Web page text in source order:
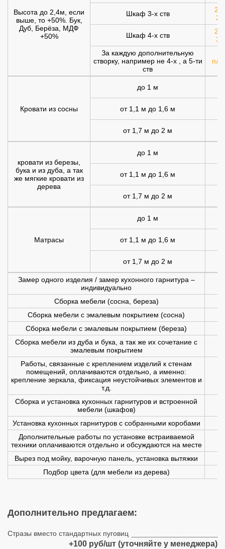
Высота до 2,4м, если
выше, то +50%. Бук,
Дуб, Берёза, МДФ
+50%
Шкаф 3-х ств
Шкаф 4-х ств
За каждую дополнительную
створку, например не 4-х , а 5-ти
ств
Кровати из сосны
до 1 м
от 1,1 м до 1,6 м
от 1,7 м до 2 м
кровати из березы,
бука и из дуба, а так
же мягкие кровати из
дерева
до 1 м
от 1,1 м до 1,6 м
от 1,7 м до 2 м
Матрасы
до 1 м
от 1,1 м до 1,6 м
от 1,7 м до 2 м
Замер одного изделия / замер кухонного гарнитура –
индивидуально
Сборка мебели (сосна, береза)
Сборка мебели с эмалевым покрытием (сосна)
Сборка мебели с эмалевым покрытием (береза)
Сборка мебели из дуба и бука, а так же их сочетание с
эмалевым покрытием
Работы, связанные с креплением изделий к стенам
помещений, оплачиваются отдельно, а именно:
крепление зеркала, фиксация неустойчивых элементов и
т.д.
Сборка и установка кухонных гарнитуров и встроенной
мебели (шкафов)
Установка кухонных гарнитуров с собранными коробами
Дополнительные работы по установке встраиваемой
техники оплачиваются отдельно и обсуждаются на месте
Вырез под мойку, варочную панель, установка вытяжки
Подбор цвета (для мебели из дерева)
Дополнительно предлагаем:
Стразы вместо стандартных пуговиц
+100 руб/шт (уточняйте у менеджера)